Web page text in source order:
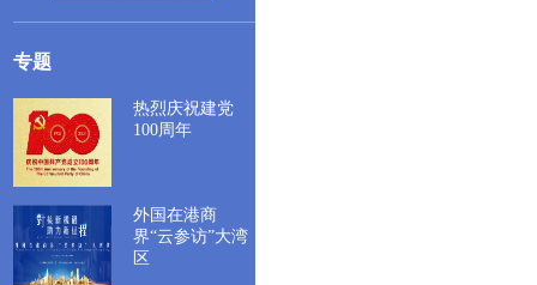
专题
热烈庆祝建党
100周年
外国在港商
界“云参访”大湾
区